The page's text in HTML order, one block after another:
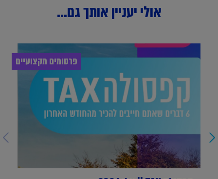
אולי יעניין אותך גם...
פרסומים מקצועיים